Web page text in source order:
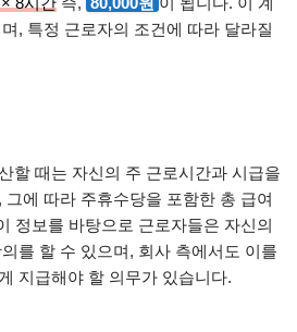
, 특정 근로자의 조건에 따라 달라질
할 때는 자신의 주 근로시간과 시급을
에 따라 주휴수당을 포함한 총 급여
정보를 바탕으로 근로자들은 자신의
를 할 수 있으며, 회사 측에서도 이를
지급해야 할 의무가 있습니다.